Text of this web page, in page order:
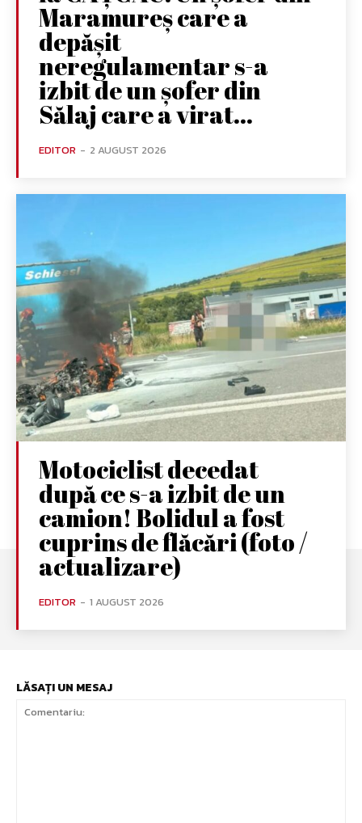
Maramureș care a
depășit
neregulamentar s-a
izbit de un șofer din
Sălaj care a virat...
EDITOR - 2 AUGUST 2026
Motociclist decedat
după ce s-a izbit de un
camion! Bolidul a fost
cuprins de flăcări (foto /
actualizare)
EDITOR - 1 AUGUST 2026
LĂSAȚI UN MESAJ